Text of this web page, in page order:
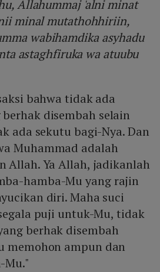
Allahummaj 'alni minat
minal mutathohhiriin,
wabihamdika asyhadu
astaghfiruka wa atuubu
bahwa tidak ada
berhak disembah selain
ada sekutu bagi-Nya. Dan
Muhammad adalah
Allah. Ya Allah, jadikanlah
hamba-Mu yang rajin
diri. Maha suci
puji untuk-Mu, tidak
berhak disembah
memohon ampun dan
Mu."